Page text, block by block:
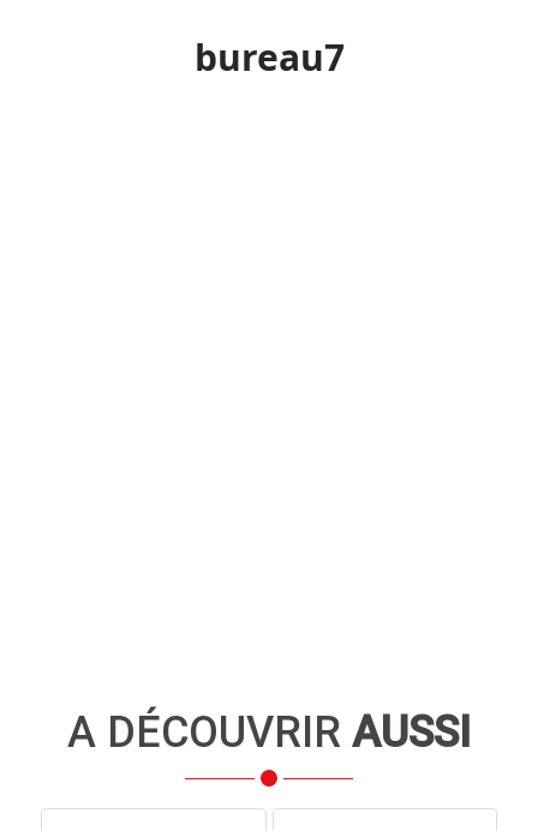
bureau7
A DÉCOUVRIR AUSSI